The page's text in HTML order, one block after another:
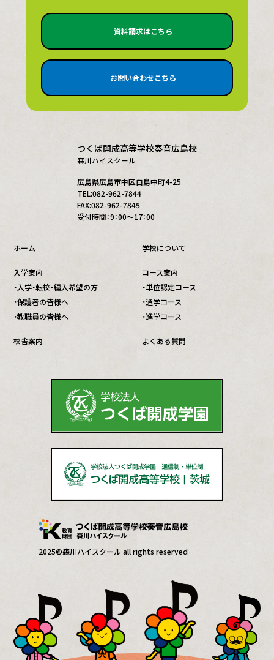
資料請求はこちら
お問い合わせこちら
つくば開成高等学校奏音広島校
森川ハイスクール
広島県広島市中区白島中町4-25
TEL:082-962-7844
FAX:082-962-7845
受付時間：9：00～17：00
ホーム 学校について
入学案内
・入学・転校・編入希望の方
・保護者の皆様へ
・教職員の皆様へ
コース案内
・単位認定コース
・通学コース
・進学コース
校舎案内 よくある質問
2025©森川ハイスクール all rights reserved